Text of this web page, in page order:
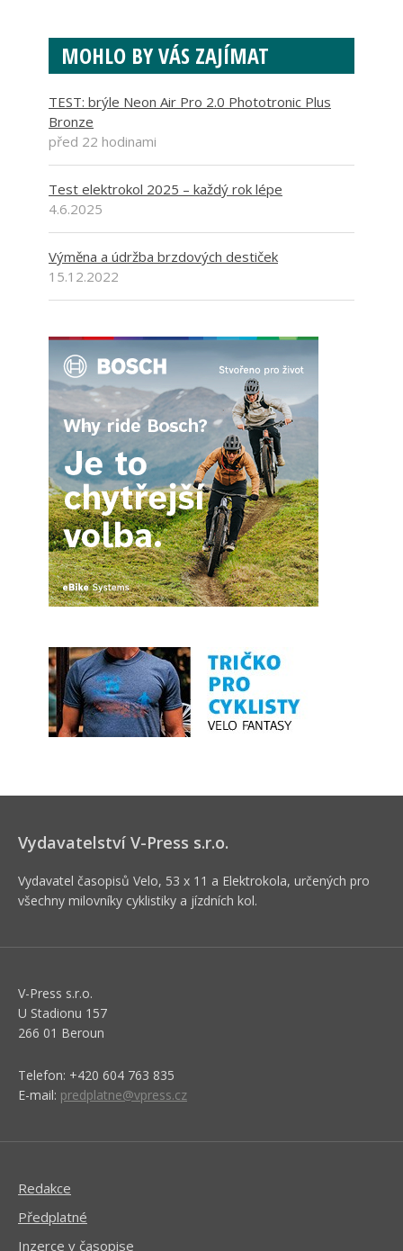
MOHLO BY VÁS ZAJÍMAT
TEST: brýle Neon Air Pro 2.0 Phototronic Plus
Bronze
před 22 hodinami
Test elektrokol 2025 – každý rok lépe
4.6.2025
Výměna a údržba brzdových destiček
15.12.2022
Vydavatelství V-Press s.r.o.
Vydavatel časopisů Velo, 53 x 11 a Elektrokola, určených pro
všechny milovníky cyklistiky a jízdních kol.
V-Press s.r.o.
U Stadionu 157
266 01 Beroun
Telefon: +420 604 763 835
E-mail: predplatne@vpress.cz
Redakce
Předplatné
Inzerce v časopise